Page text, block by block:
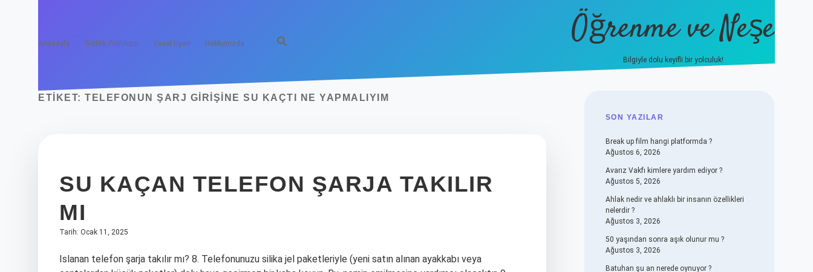
Anasayfa Gizlilik Politikası Yasal Uyarı Hakkımızda Öğrenme ve Neşe
Bilgiyle dolu keyifli bir yolculuk!
ETIKET: TELEFONUN ŞARJ GIRIŞINE SU KAÇTI NE YAPMALIYIM
SU KAÇAN TELEFON ŞARJA TAKILIR
MI
Tarih: Ocak 11, 2025
Islanan telefon şarja takılır mı? 8. Telefonunuzu silika jel paketleriyle (yeni satın alınan ayakkabı veya
SIDEBAR
SON YAZILAR
Break up film hangi platformda ?
Ağustos 6, 2026
Avarız Vakfı kimlere yardım ediyor ?
Ağustos 5, 2026
Ahlak nedir ve ahlaklı bir insanın özellikleri
nelerdir ?
Ağustos 3, 2026
50 yaşından sonra aşık olunur mu ?
Ağustos 3, 2026
Batuhan şu an nerede oynuyor ?